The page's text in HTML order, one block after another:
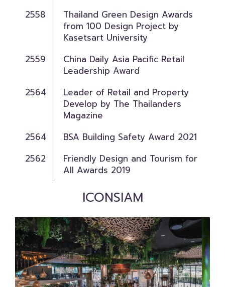
2558
Thailand Green Design Awards
from 100 Design Project by
Kasetsart University
2559
China Daily Asia Pacific Retail
Leadership Award
2564
Leader of Retail and Property
Develop by The Thailanders
Magazine
2564
BSA Building Safety Award 2021
2562
Friendly Design and Tourism for
All Awards 2019
ICONSIAM